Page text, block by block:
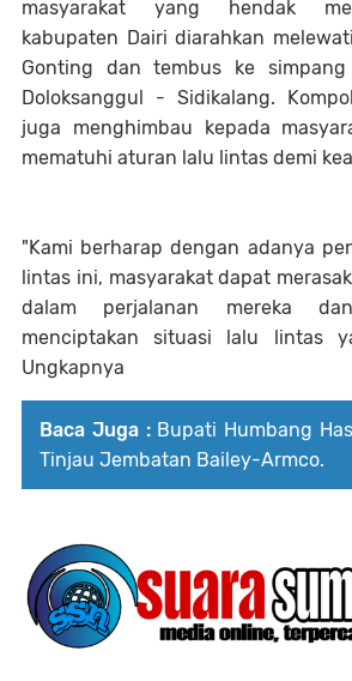
masyarakat yang hendak
kabupaten Dairi diarahkan
Gonting dan tembus ke
Doloksanggul - Sidikalang.
juga menghimbau kepada
mematuhi aturan lalu lintas demi
"Kami berharap dengan adanya
lintas ini, masyarakat dapat
dalam perjalanan mereka dan
menciptakan situasi lalu lintas
Ungkapnya
Baca Juga : Bupati Humbang
Tinjau Jembatan Bailey-Armco.